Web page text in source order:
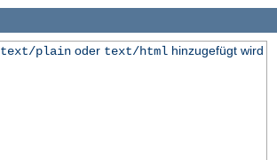
text/plainoder text/html hinzugefügt wird